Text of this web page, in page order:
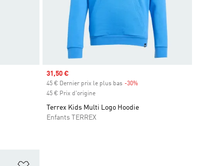
Prix soldé
31,50 €
45 € Dernier prix le plus bas -30%Rabais
45 € Prix d'origine
Terrex Kids Multi Logo Hoodie
Enfants TERREX